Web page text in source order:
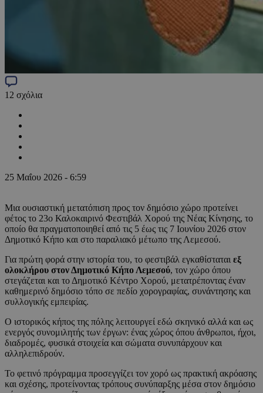
12 σχόλια
25 Μαΐου 2026 - 6:59
Μια ουσιαστική μετατόπιση προς τον δημόσιο χώρο προτείνει
φέτος το 23ο Καλοκαιρινό Φεστιβάλ Χορού της Νέας Κίνησης, το
οποίο θα πραγματοποιηθεί από τις 5 έως τις 7 Ιουνίου 2026 στον
Δημοτικό Κήπο και στο παραλιακό μέτωπο της Λεμεσού.
Για πρώτη φορά στην ιστορία του, το φεστιβάλ εγκαθίσταται εξ
ολοκλήρου στον Δημοτικό Κήπο Λεμεσού, τον χώρο όπου
στεγάζεται και το Δημοτικό Κέντρο Χορού, μετατρέποντας έναν
καθημερινό δημόσιο τόπο σε πεδίο χορογραφίας, συνάντησης και
συλλογικής εμπειρίας.
Ο ιστορικός κήπος της πόλης λειτουργεί εδώ σκηνικό αλλά και ως
ενεργός συνομιλητής των έργων: ένας χώρος όπου άνθρωποι, ήχοι,
διαδρομές, φυσικά στοιχεία και σώματα συνυπάρχουν και
αλληλεπιδρούν.
Το φετινό πρόγραμμα προσεγγίζει τον χορό ως πρακτική ακρόασης
και σχέσης, προτείνοντας τρόπους συνύπαρξης μέσα στον δημόσιο